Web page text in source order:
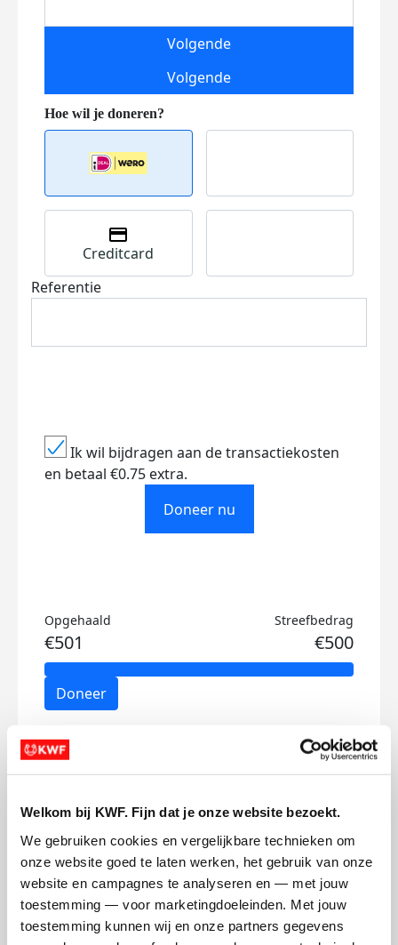
Welkom bij KWF. Fijn dat je onze website bezoekt.
We gebruiken cookies en vergelijkbare technieken om
onze website goed te laten werken, het gebruik van onze
website en campagnes te analyseren en — met jouw
toestemming — voor marketingdoeleinden. Met jouw
toestemming kunnen wij en onze partners gegevens
Volgende
Volgende
Creditcard
Referentie
Ik wil bijdragen aan de transactiekosten
en betaal €0.75 extra.
Doneer nu
Opgehaald
€501
Streefbedrag
€500
Doneer